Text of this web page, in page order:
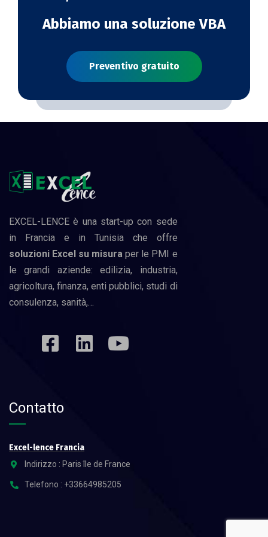
Abbiamo una soluzione VBA
Preventivo gratuito
EXCEL-LENCE è una start-up con sede
in Francia e in Tunisia che offre
soluzioni Excel su misura per le PMI e
le grandi aziende: edilizia, industria,
agricoltura, finanza, enti pubblici, studi di
consulenza, sanità,…
Contatto
Excel-lence Francia
Indirizzo : Paris île de France
Telefono : +33664985205